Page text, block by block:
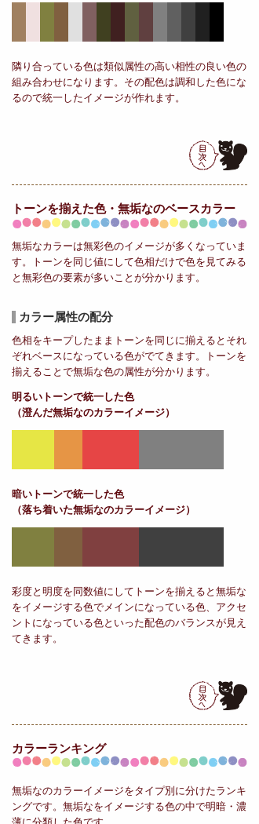
隣り合っている色は類似属性の高い相性の良い色の
組み合わせになります。その配色は調和した色にな
るので統一したイメージが作れます。
トーンを揃えた色・無垢なのベースカラー
無垢なカラーは無彩色のイメージが多くなっていま
す。トーンを同じ値にして色相だけで色を見てみる
と無彩色の要素が多いことが分かります。
カラー属性の配分
色相をキープしたままトーンを同じに揃えるとそれ
ぞれベースになっている色がでてきます。トーンを
揃えることで無垢な色の属性が分かります。
明るいトーンで統一した色
（澄んだ無垢なのカラーイメージ）
暗いトーンで統一した色
（落ち着いた無垢なのカラーイメージ）
彩度と明度を同数値にしてトーンを揃えると無垢な
をイメージする色でメインになっている色、アクセ
ントになっている色といった配色のバランスが見え
てきます。
カラーランキング
無垢なのカラーイメージをタイプ別に分けたランキ
ングです。無垢なをイメージする色の中で明暗・濃